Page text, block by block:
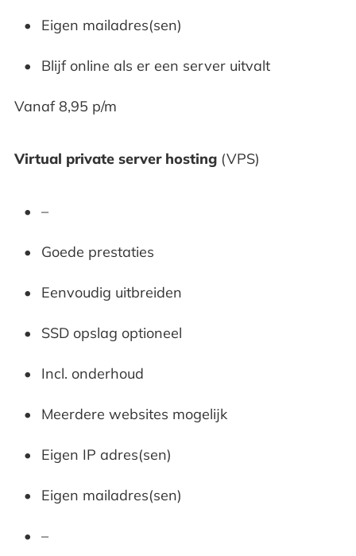
Eigen mailadres(sen)
Blijf online als er een server uitvalt
Vanaf 8,95 p/m
Virtual private server hosting (VPS)
–
Goede prestaties
Eenvoudig uitbreiden
SSD opslag optioneel
Incl. onderhoud
Meerdere websites mogelijk
Eigen IP adres(sen)
Eigen mailadres(sen)
–